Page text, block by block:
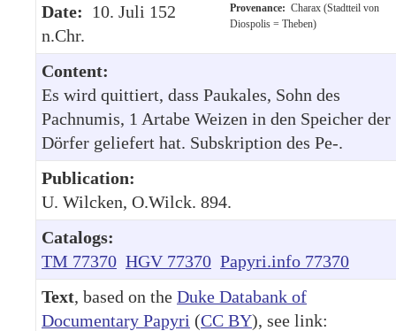
Date: 10. Juli 152
n.Chr.
Provenance: Charax (Stadtteil von
Diospolis = Theben)
Content:
Es wird quittiert, dass Paukales, Sohn des
Pachnumis, 1 Artabe Weizen in den Speicher der
Dörfer geliefert hat. Subskription des Pe-.
Publication:
U. Wilcken, O.Wilck. 894.
Catalogs:
TM 77370 HGV 77370 Papyri.info 77370
Text, based on the Duke Databank of
Documentary Papyri (CC BY), see link: